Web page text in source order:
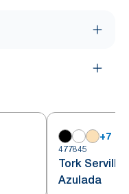
+7
477845
Tork
Azulada